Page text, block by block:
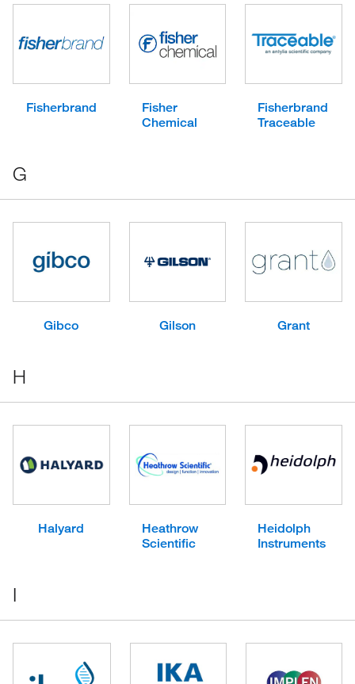
Fisherbrand
Fisher
Chemical
Fisherbrand
Traceable
G
Gibco Gilson Grant
H
Halyard
Heathrow
Scientific
Heidolph
Instruments
I